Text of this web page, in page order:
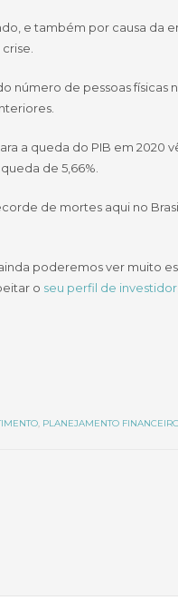
e também por causa da
número de pessoas físicas
a queda do PIB em 2020
de 5,66%.
de mortes aqui no
poderemos ver muito
o seu perfil de
, PLANEJAMENTO